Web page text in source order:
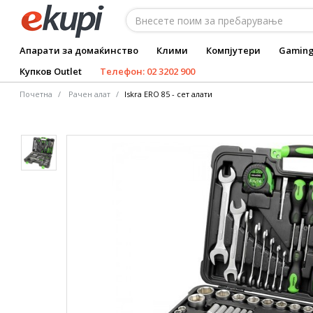
Апарати за домаќинство Клими Компјутери
Купков Outlet
Телефон: 02 3202 900
Почетна Рачен алат Iskra ERO 85 - сет алати